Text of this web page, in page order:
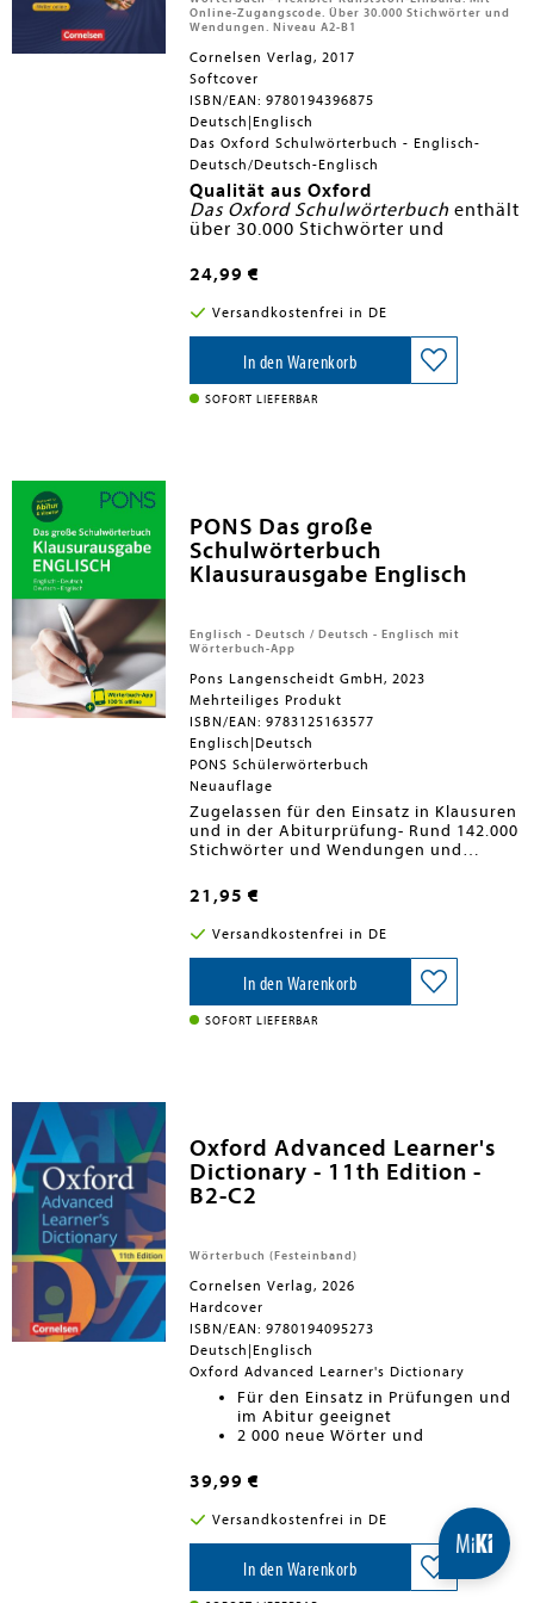
Online-Zugangscode. Über 30.000 Stichwörter und
Wendungen. Niveau A2-B1
Cornelsen Verlag, 2017
Softcover
ISBN/EAN: 9780194396875
Deutsch|Englisch
Das Oxford Schulwörterbuch - Englisch-
Deutsch/Deutsch-Englisch
Qualität aus Oxford
Das Oxford Schulwörterbuchenthält
über 30.000 Stichwörter und
inkl. Karten sowie
about)-
Die besonderen Extras:
Build your vocabulary:
Oxford Schulwörterbuch
entdecken Ihre Lernenden auch
Bewährtes - zum Aufbau und zur
Festigung des Wortschatzes.
Schneller nachschlagen: Mit dem
Online-Wörterbuch haben selbst
wichtigen Redemitteln auf die
wichtigsten Alltagssituationen
vor.
Interaktiv die Schreibkompetenz
trainieren: Mit dem iWriter online
Mails, Briefe, kurze Essays,
Berichte) und selbstständiges
24,99 €
Versandkostenfrei in DE
In den Warenkorb
SOFORT LIEFERBAR
PONS Das große
Schulwörterbuch
Klausurausgabe Englisch
Englisch - Deutsch / Deutsch - Englisch mit
Wörterbuch-App
Pons Langenscheidt GmbH, 2023
Mehrteiliges Produkt
ISBN/EAN: 9783125163577
Englisch|Deutsch
PONS Schülerwörterbuch
Neuauflage
Zugelassen für den Einsatz in Klausuren
und in der Abiturprüfung- Rund 142.000
Stichwörter und Wendungen und
Wörterbuch-App für 2 Jahre!: Die
perfekte Ergänzung zum Buch für das
Nachschlagen auf Smartphone und
Tablet. Die App ist zu 100 % offline
nutzbar und eignet sich für Android
und iOS.- Aktueller Wortschatz, viele
typische Wortverbindungen und
zahlreiche Beispielsätze.- Klar
Die Aussprache beherrschen: App mit
vertonten englischen Stichwörtern.
21,95 €
Versandkostenfrei in DE
In den Warenkorb
SOFORT LIEFERBAR
Oxford Advanced Learner's
Dictionary - 11th Edition -
B2-C2
Wörterbuch (Festeinband)
Cornelsen Verlag, 2026
Hardcover
ISBN/EAN: 9780194095273
Deutsch|Englisch
Oxford Advanced Learner's Dictionary
Für den Einsatz in Prüfungen und
im Abitur geeignet
2 000 neue Wörter und
Themenbereichen
Aktualisierte Abdeckung des
Global English
(u.a. Indien, Afrika,
Australien, Kanada, Karibik)
Oxford 3000 und Oxford 5000 -
überarbeitete Wortlisten, am GER
(CEFR) ausgerichtet
39,99 €
Versandkostenfrei in DE
In den Warenkorb